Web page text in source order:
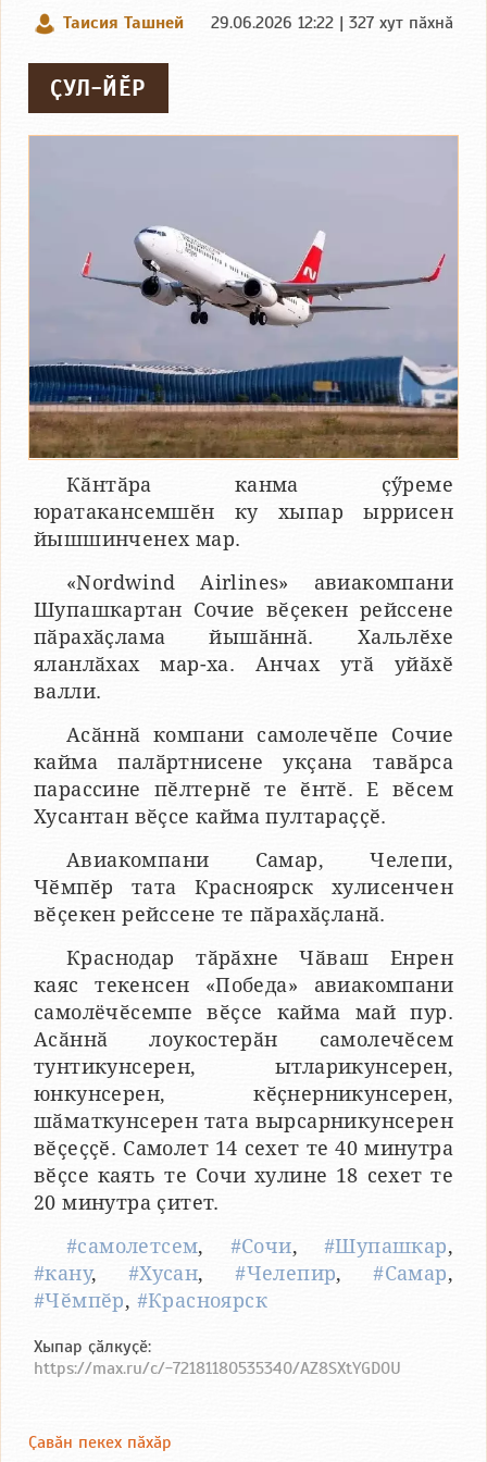
Таисия Ташней 29.06.2026 12:22 | 327 хут пӑхнӑ
ҪУЛ-ЙӖР
Кӑнтӑра канма ҫӳреме
юратакансемшӗн ку хыпар ыррисен
йышшинченех мар.
«Nordwind Airlines» авиакомпани
Шупашкартан Сочие вӗҫекен рейссене
пӑрахӑҫлама йышӑннӑ. Хальлӗхе
яланлӑхах мар-ха. Анчах утӑ уйӑхӗ
валли.
Асӑннӑ компани самолечӗпе Сочие
кайма палӑртнисене укҫана тавӑрса
парассине пӗлтернӗ те ӗнтӗ. Е вӗсем
Хусантан вӗҫсе кайма пултараҫҫӗ.
Авиакомпани Самар, Челепи,
Чӗмпӗр тата Красноярск хулисенчен
вӗҫекен рейссене те пӑрахӑҫланӑ.
Краснодар тӑрӑхне Чӑваш Енрен
каяс текенсен «Победа» авиакомпани
самолёчӗсемпе вӗҫсе кайма май пур.
Асӑннӑ лоукостерӑн самолечӗсем
тунтикунсерен, ытларикунсерен,
юнкунсерен, кӗҫнерникунсерен,
шӑматкунсерен тата вырсарникунсерен
вӗҫеҫҫӗ. Самолет 14 сехет те 40 минутра
вӗҫсе каять те Сочи хулине 18 сехет те
20 минутра ҫитет.
#самолетсем, #Сочи, #Шупашкар,
#кану, #Хусан,#Челепир,#Самар,
#Чӗмпӗр, #Красноярск
Хыпар ҫӑлкуҫӗ:
https://max.ru/c/-72181180535340/AZ8SXtYGD0U
Ҫавӑн пекех пӑхӑр